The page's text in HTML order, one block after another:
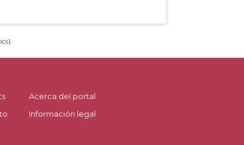
).
Acerca del portal
Información legal